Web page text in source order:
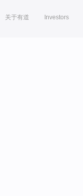
关于有道 Investors